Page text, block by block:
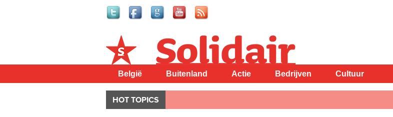
Solidair
België Buitenland Actie Bedrijven Cultuur
HOT TOPICS